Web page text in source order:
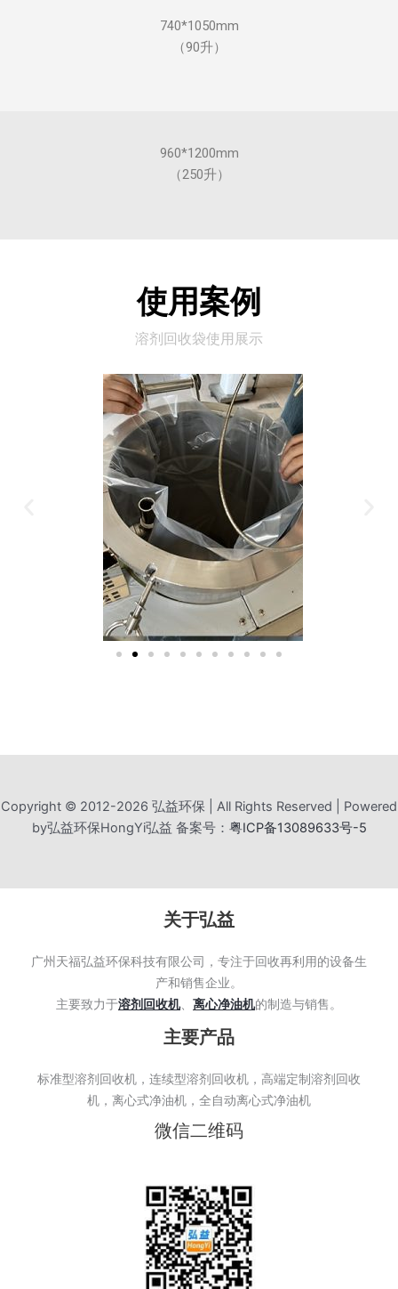
740*1050mm
（90升）
960*1200mm
（250升）
使用案例
溶剂回收袋使用展示
Copyright © 2012-2026 弘益环保 | All Rights Reserved | Powered
by弘益环保HongYi弘益 备案号： 粤ICP备13089633号-5
关于弘益
广州天福弘益环保科技有限公司，专注于回收再利用的设备生
产和销售企业。
主要致力于溶剂回收机、 离心净油机的制造与销售。
主要产品
标准型溶剂回收机，连续型溶剂回收机，高端定制溶剂回收
机，离心式净油机，全自动离心式净油机
微信二维码